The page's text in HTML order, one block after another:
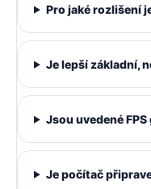
Pro jaké rozlišení
Je lepší základní,
Jsou uvedené
Je počítač